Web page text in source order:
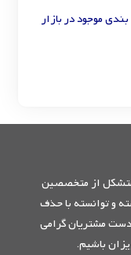
موجود در بازار
متشکل از متخصصین
و توانسته با حذف
دست مشتریان گرامی
باشیم.